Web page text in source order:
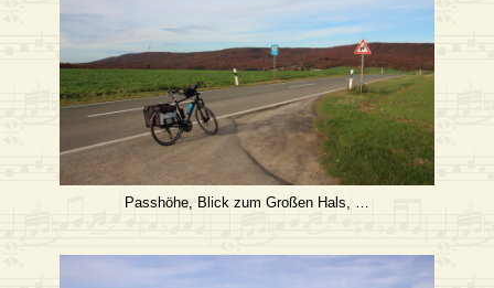
Passhöhe, Blick zum Großen Hals, …